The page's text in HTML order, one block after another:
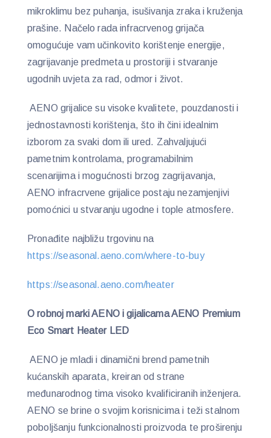
mikroklimu bez puhanja, isušivanja zraka i kruženja
prašine. Načelo rada infracrvenog grijača
omogućuje vam učinkovito korištenje energije,
zagrijavanje predmeta u prostoriji i stvaranje
ugodnih uvjeta za rad, odmor i život.
AENO grijalice su visoke kvalitete, pouzdanosti i
jednostavnosti korištenja, što ih čini idealnim
izborom za svaki dom ili ured. Zahvaljujući
pametnim kontrolama, programabilnim
scenarijima i mogućnosti brzog zagrijavanja,
AENO infracrvene grijalice postaju nezamjenjivi
pomoćnici u stvaranju ugodne i tople atmosfere.
Pronađite najbližu trgovinu na
https://seasonal.aeno.com/where-to-buy
https://seasonal.aeno.com/heater
O robnoj marki AENO i gijalicama AENO Premium
Eco Smart Heater LED
AENO je mladi i dinamični brend pametnih
kućanskih aparata, kreiran od strane
međunarodnog tima visoko kvalificiranih inženjera.
AENO se brine o svojim korisnicima i teži stalnom
poboljšanju funkcionalnosti proizvoda te proširenju